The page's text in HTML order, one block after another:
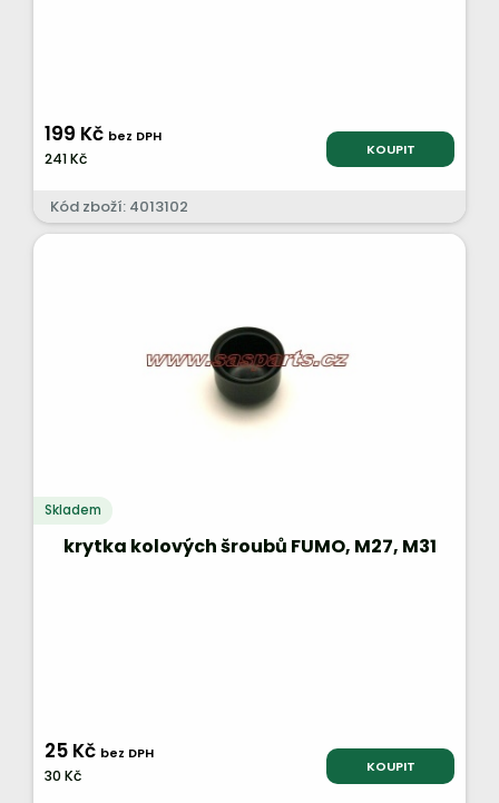
199 Kč bez DPH
241 Kč KOUPIT
Kód zboží: 4013102
Skladem
krytka kolových šroubů FUMO, M27, M31
25 Kč bez DPH
30 Kč KOUPIT